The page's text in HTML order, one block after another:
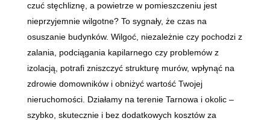
czuć stęchliznę, a powietrze w pomieszczeniu jest
nieprzyjemnie wilgotne? To sygnały, że czas na
osuszanie budynków. Wilgoć, niezależnie czy pochodzi z
zalania, podciągania kapilarnego czy problemów z
izolacją, potrafi zniszczyć strukturę murów, wpłynąć na
zdrowie domowników i obniżyć wartość Twojej
nieruchomości. Działamy na terenie Tarnowa i okolic –
szybko, skutecznie i bez dodatkowych kosztów za